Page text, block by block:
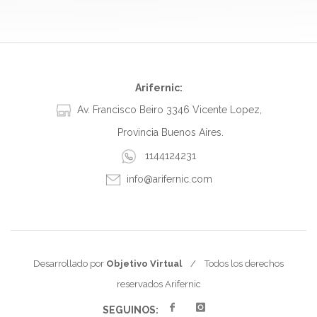
Arifernic:
Av. Francisco Beiro 3346 Vicente Lopez,
Provincia Buenos Aires.
1144124231
info@arifernic.com
Desarrollado por Objetivo Virtual/ Todos los derechos
reservados Arifernic
SEGUINOS: